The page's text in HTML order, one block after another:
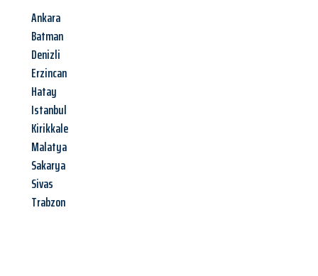
Ankara
Batman
Denizli
Erzincan
Hatay
Istanbul
Kirikkale
Malatya
Sakarya
Sivas
Trabzon